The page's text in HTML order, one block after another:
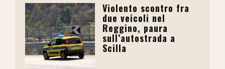
Violento scontro fra
due veicoli nel
Reggino, paura
sull’autostrada a
Scilla